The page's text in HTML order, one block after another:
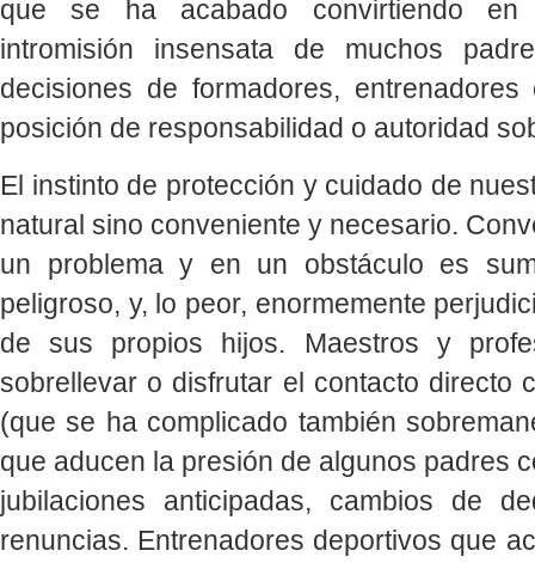
que se ha acabado convirtiendo en
intromisión insensata de muchos
decisiones de formadores,
posición de responsabilidad o autoridad
El instinto de protección y cuidado de
natural sino conveniente y necesario.
un problema y en un obstáculo es
peligroso, y, lo peor, enormemente
de sus propios hijos. Maestros y
sobrellevar o disfrutar el contacto directo
(que se ha complicado también
que aducen la presión de algunos padres
jubilaciones anticipadas, cambios de
renuncias. Entrenadores deportivos que